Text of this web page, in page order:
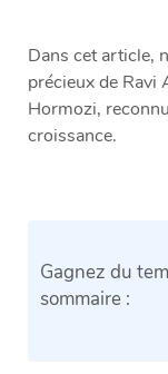
Dans cet article,
précieux de Ravi
Hormozi,
croissance.
Gagnez du
sommaire :